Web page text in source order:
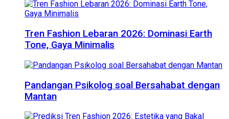
Tren Fashion Lebaran 2026: Dominasi Earth
Tone, Gaya Minimalis
Pandangan Psikolog soal Bersahabat dengan
Mantan